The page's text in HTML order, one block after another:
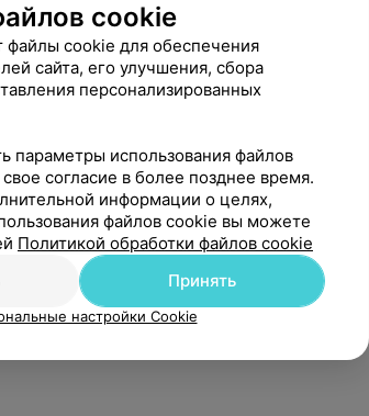
Еще
cookie
файлы cookie для обеспечения
сайта, его улучшения, сбора
персонализированных
параметры использования файлов
согласие в более позднее время.
информации о целях,
файлов cookie вы можете
Политикой обработки файлов cookie
Принять
настройки Cookie